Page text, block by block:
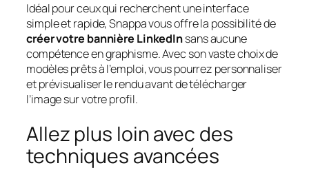
Idéal pour ceux qui recherchent une interface
simple et rapide, Snappa vous offre la possibilité de
créer votre bannière LinkedInsans aucune
compétence en graphisme. Avec son vaste choix de
modèles prêts à l’emploi, vous pourrez personnaliser
et prévisualiser le rendu avant de télécharger
l’image sur votre profil.
Allez plus loin avec des
techniques avancées